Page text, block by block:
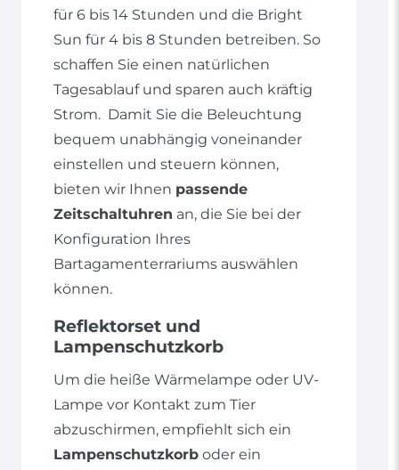
für 6 bis 14 Stunden und die Bright
Sun für 4 bis 8 Stunden betreiben. So
schaffen Sie einen natürlichen
Tagesablauf und sparen auch kräftig
Strom. Damit Sie die Beleuchtung
bequem unabhängig voneinander
einstellen und steuern können,
bieten wir Ihnen passende
Zeitschaltuhren an, die Sie bei der
Konfiguration Ihres
Bartagamenterrariums auswählen
können.
Reflektorset und
Lampenschutzkorb
Um die heiße Wärmelampe oder UV-
Lampe vor Kontakt zum Tier
abzuschirmen, empfiehlt sich ein
Lampenschutzkorb oder ein